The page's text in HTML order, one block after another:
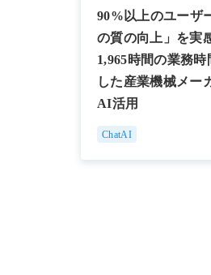
90%以上のユーザ
の質の向上」を実
1,965時間の業務時
した産業機械メー
AI活用
ChatAI